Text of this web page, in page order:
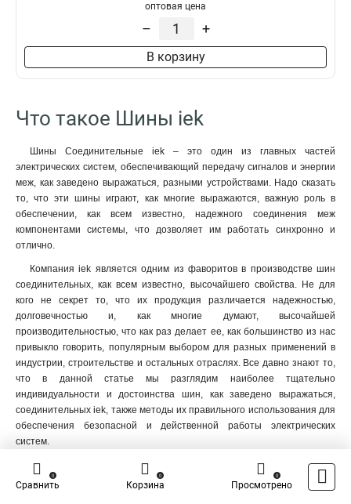
оптовая цена
– +
В корзину
Что такое Шины iek
Шины Соединительные iek – это один из главных частей
электрических систем, обеспечивающий передачу сигналов и энергии
меж, как заведено выражаться, разными устройствами. Надо сказать
то, что эти шины играют, как многие выражаются, важную роль в
обеспечении, как всем известно, надежного соединения меж
компонентами системы, что дозволяет им работать синхронно и
отлично.
Компания iek является одним из фаворитов в производстве шин
соединительных, как всем известно, высочайшего свойства. Не для
кого не секрет то, что их продукция различается надежностью,
долговечностью и, как многие думают, высочайшей
производительностью, что как раз делает ее, как большинство из нас
привыкло говорить, популярным выбором для разных применений в
индустрии, строительстве и остальных отраслях. Все давно знают то,
что в данной статье мы разглядим наиболее тщательно
индивидуальности и достоинства шин, как заведено выражаться,
соединительных iek, также методы их правильного использования для
обеспечения безопасной и действенной работы электрических
систем.
Шины Соединительные iek
Сравнить
0
Корзина
0
Просмотрено
0